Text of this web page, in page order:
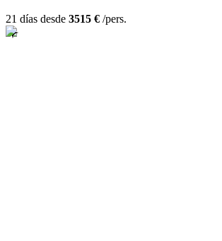
21 días desde 3515 € /pers.